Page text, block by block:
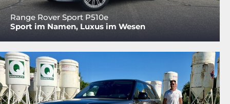
Range Rover Sport P510e
Sport im Namen, Luxus im Wesen